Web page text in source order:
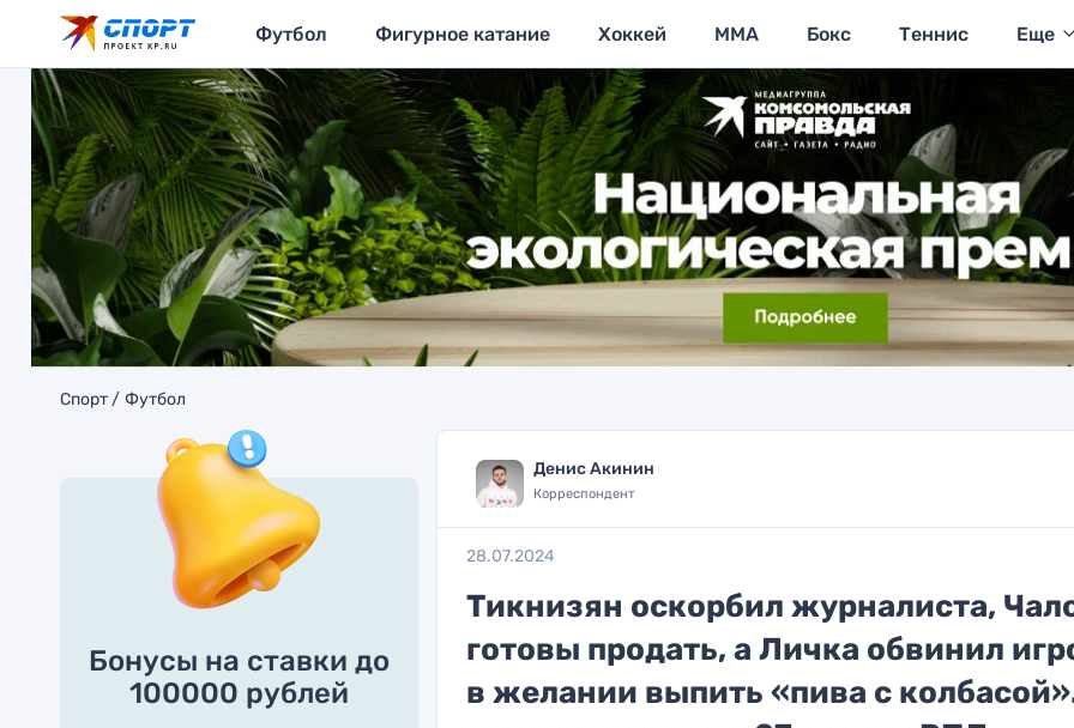
Футбол Фигурное катание Хоккей MMA Бокс Теннис Еще
Спорт Футбол
Бонусы на ставки до
100000 рублей
Денис Акинин
Корреспондент
28.07.2024
Тикнизян оскорбил журналиста,
готовы продать, а Личка обвинил
в желании выпить «пива с